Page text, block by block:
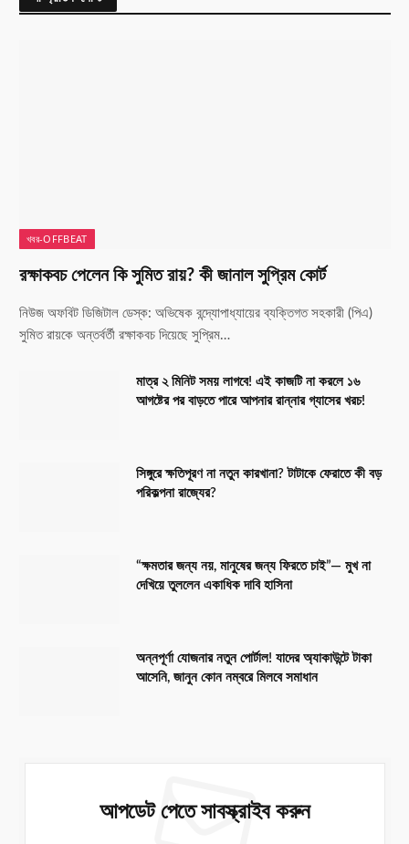
খবর-OFFBEAT
রক্ষাকবচ পেলেন কি সুমিত রায়? কী জানাল সুপ্রিম কোর্ট
নিউজ অফবিট ডিজিটাল ডেস্ক: অভিষেক বন্দ্যোপাধ্যায়ের ব্যক্তিগত সহকারী (পিএ)
সুমিত রায়কে অন্তর্বর্তী রক্ষাকবচ দিয়েছে সুপ্রিম…
মাত্র ২ মিনিট সময় লাগবে! এই কাজটি না করলে ১৬
আগষ্টের পর বাড়তে পারে আপনার রান্নার গ্যাসের খরচ!
সিঙ্গুরে ক্ষতিপূরণ না নতুন কারখানা? টাটাকে ফেরাতে কী বড়
পরিকল্পনা রাজ্যের?
“ক্ষমতার জন্য নয়, মানুষের জন্য ফিরতে চাই”— মুখ না
দেখিয়ে তুললেন একাধিক দাবি হাসিনা
অন্নপূর্ণা যোজনার নতুন পোর্টাল! যাদের অ্যাকাউন্টে টাকা
আসেনি, জানুন কোন নম্বরে মিলবে সমাধান
আপডেট পেতে সাবস্ক্রাইব করুন